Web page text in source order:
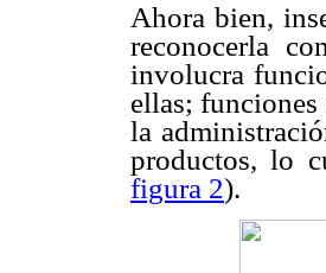
Ahora bien,
reconocerla
involucra
ellas;
la
productos, lo
figura 2).